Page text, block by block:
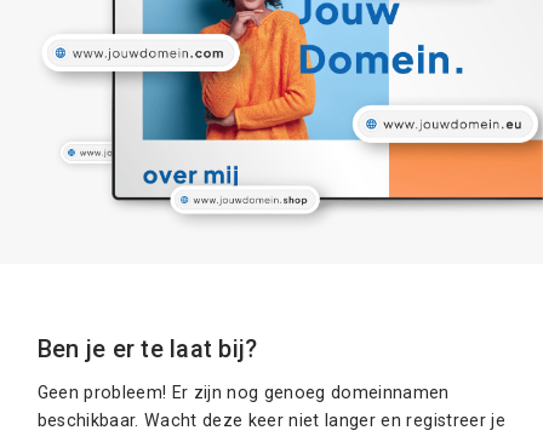
Ben je er te laat bij?
Geen probleem! Er zijn nog genoeg domeinnamen
beschikbaar. Wacht deze keer niet langer en registreer je